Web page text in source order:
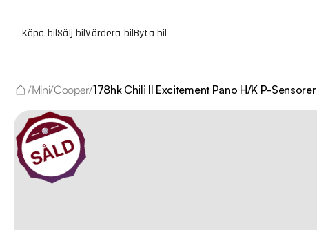
Köpa bilSälj bilVärdera bilByta bil
/Mini/Cooper/178hk Chili II Excitement Pano H/K P-Sensorer